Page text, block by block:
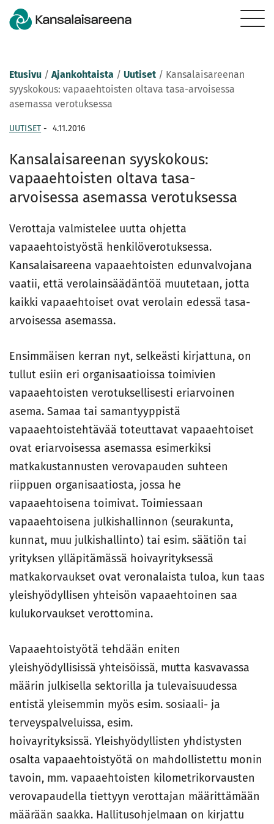
Etusivu / Ajankohtaista / Uutiset / Kansalaisareenan
syyskokous: vapaaehtoisten oltava tasa-arvoisessa
asemassa verotuksessa
UUTISET - 4.11.2016
Kansalaisareenan syyskokous:
vapaaehtoisten oltava tasa-
arvoisessa asemassa verotuksessa
Verottaja valmistelee uutta ohjetta
vapaaehtoistyöstä henkilöverotuksessa.
Kansalaisareena vapaaehtoisten edunvalvojana
vaatii, että verolainsäädäntöä muutetaan, jotta
kaikki vapaaehtoiset ovat verolain edessä tasa-
arvoisessa asemassa.
Ensimmäisen kerran nyt, selkeästi kirjattuna, on
tullut esiin eri organisaatioissa toimivien
vapaaehtoisten verotuksellisesti eriarvoinen
asema. Samaa tai samantyyppistä
vapaaehtoistehtävää toteuttavat vapaaehtoiset
ovat eriarvoisessa asemassa esimerkiksi
matkakustannusten verovapauden suhteen
riippuen organisaatiosta, jossa he
vapaaehtoisena toimivat. Toimiessaan
vapaaehtoisena julkishallinnon (seurakunta,
kunnat, muu julkishallinto) tai esim. säätiön tai
yrityksen ylläpitämässä hoivayrityksessä
matkakorvaukset ovat veronalaista tuloa, kun taas
yleishyödyllisen yhteisön vapaaehtoinen saa
kulukorvaukset verottomina.
Vapaaehtoistyötä tehdään eniten
yleishyödyllisissä yhteisöissä, mutta kasvavassa
määrin julkisella sektorilla ja tulevaisuudessa
entistä yleisemmin myös esim. sosiaali- ja
terveyspalveluissa, esim.
hoivayrityksissä. Yleishyödyllisten yhdistysten
osalta vapaaehtoistyötä on mahdollistettu monin
tavoin, mm. vapaaehtoisten kilometrikorvausten
verovapaudella tiettyyn verottajan määrittämään
määrään saakka. Hallitusohjelmaan on kirjattu